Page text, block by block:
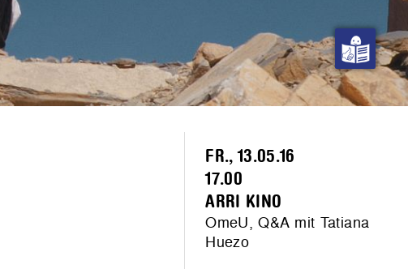
FR., 13.05.16
17.00
ARRI KINO
OmeU, Q&A mit Tatiana
Huezo